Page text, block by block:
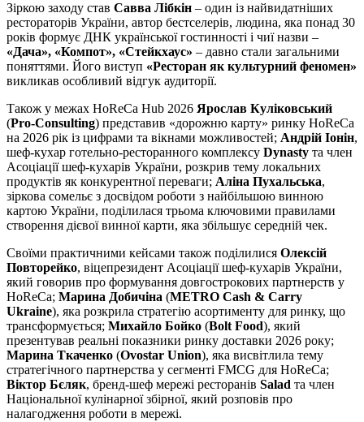
Зіркою заходу став Савва Лібкін – один із найвидатніших
рестораторів України, автор бестселерів, людина, яка понад 30
років формує ДНК української гостинності і чиї назви –
«Дача», «Компот», «Стейкхаус» – давно стали загальними
поняттями. Його виступ «Ресторан як культурний феномен»
викликав особливий відгук аудиторії.
Також у межах HoReCa Hub 2026 Ярослав Куліковський
(Pro-Consulting) представив «дорожню карту» ринку HoReCa
на 2026 рік із цифрами та вікнами можливостей; Андрій Іонін,
шеф-кухар готельно-ресторанного комплексу Dynasty та член
Асоціації шеф-кухарів України, розкрив тему локальних
продуктів як конкурентної переваги; Аліна Пухальська,
зіркова сомельє з досвідом роботи з найбільшою винною
картою України, поділилася трьома ключовими правилами
створення дієвої винної карти, яка збільшує середній чек.
Своїми практичними кейсами також поділилися Олексій
Повторейко, віцепрезидент Асоціації шеф-кухарів України,
який говорив про формування довгострокових партнерств у
HoReCa; Марина Добичіна (METRO Cash & Carry
Ukraine), яка розкрила стратегію асортименту для ринку, що
трансформується; Михайло Бойко (Bolt Food), який
презентував реальні показники ринку доставки 2026 року;
Марина Ткаченко (Ovostar Union), яка висвітлила тему
стратегічного партнерства у сегменті FMCG для HoReCa;
Віктор Бєляк, бренд-шеф мережі ресторанів Salad та член
Національної кулінарної збірної, який розповів про
налагодження роботи в мережі.